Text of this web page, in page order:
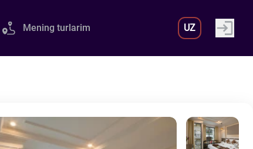
Mening turlarim UZ